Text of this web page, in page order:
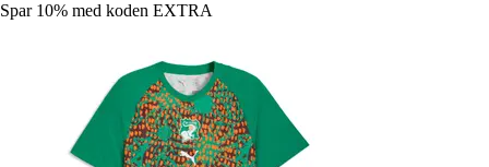
Spar 10% med koden EXTRA